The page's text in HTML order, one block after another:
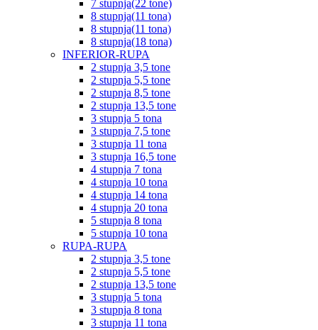
7 stupnja(22 tone)
8 stupnja(11 tona)
8 stupnja(11 tona)
8 stupnja(18 tona)
INFERIOR-RUPA
2 stupnja 3,5 tone
2 stupnja 5,5 tone
2 stupnja 8,5 tone
2 stupnja 13,5 tone
3 stupnja 5 tona
3 stupnja 7,5 tone
3 stupnja 11 tona
3 stupnja 16,5 tone
4 stupnja 7 tona
4 stupnja 10 tona
4 stupnja 14 tona
4 stupnja 20 tona
5 stupnja 8 tona
5 stupnja 10 tona
RUPA-RUPA
2 stupnja 3,5 tone
2 stupnja 5,5 tone
2 stupnja 13,5 tone
3 stupnja 5 tona
3 stupnja 8 tona
3 stupnja 11 tona